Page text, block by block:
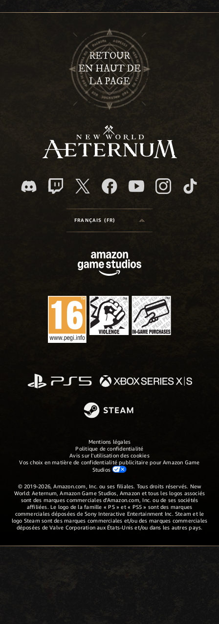
RETOUR
EN HAUT DE
LA PAGE
FRANÇAIS (FR)
Mentions légales
Politique de confidentialité
Avis sur l'utilisation des cookies
Vos choix en matière de confidentialité publicitaire pour Amazon Game
Studios
© 2019-2026, Amazon.com, Inc. ou ses filiales. Tous droits réservés. New
World: Aeternum, Amazon Game Studios, Amazon et tous les logos associés
sont des marques commerciales d'Amazon.com, Inc. ou de ses sociétés
affiliées. Le logo de la famille « PS » et « PS5 » sont des marques
commerciales déposées de Sony Interactive Entertainment Inc. Steam et le
logo Steam sont des marques commerciales et/ou des marques commerciales
déposées de Valve Corporation aux États-Unis et/ou dans les autres pays.